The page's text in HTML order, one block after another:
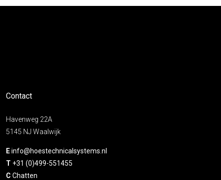
Contact
Havenweg 22A
5145 NJ Waalwijk
Einfo@hoestechnicalsystems.nl
T +31 (0)499-551455
C Chatten